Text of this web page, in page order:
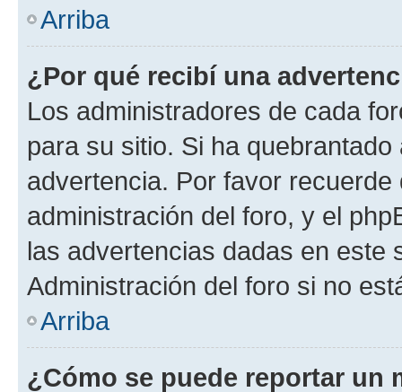
Arriba
¿Por qué recibí una
Los administradores de cada
para su sitio. Si ha
advertencia. Por favor
administración del foro, y el
las advertencias dadas en este
Administración del foro si no
Arriba
¿Cómo se puede reportar un